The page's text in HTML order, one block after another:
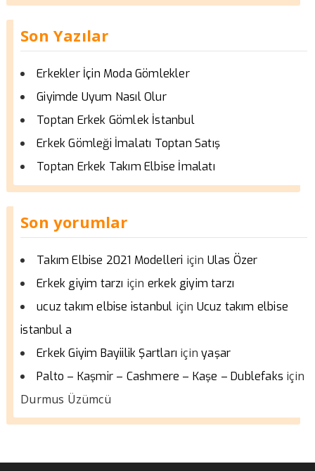
Son Yazılar
Erkekler İçin Moda Gömlekler
Giyimde Uyum Nasıl Olur
Toptan Erkek Gömlek İstanbul
Erkek Gömleği İmalatı Toptan Satış
Toptan Erkek Takım Elbise İmalatı
Son yorumlar
Takım Elbise 2021 Modelleri için Ulas Özer
Erkek giyim tarzı için erkek giyim tarzı
ucuz takım elbise istanbul için Ucuz takım elbise
istanbul a
Erkek Giyim Bayiilik Şartları içinyaşar
Palto – Kaşmir – Cashmere – Kaşe – Dublefaks için
Durmus Üzümcü